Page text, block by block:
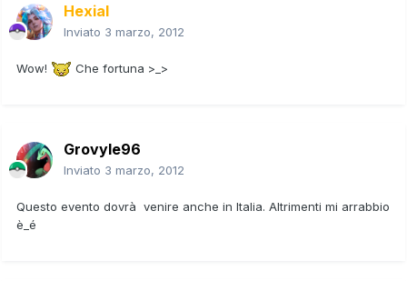
Hexial
Inviato 3 marzo, 2012
Wow! Che fortuna >_>
Grovyle96
Inviato 3 marzo, 2012
Questo evento dovrà venire anche in Italia. Altrimenti mi arrabbio
è_é